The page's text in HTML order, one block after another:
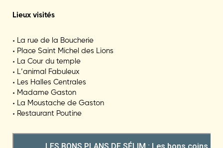
Lieux visités
• La rue de la Boucherie
• Place Saint Michel des Lions
• La Cour du temple
• L’animal Fabuleux
• Les Halles Centrales
• Madame Gaston
• La Moustache de Gaston
• Restaurant Poutine